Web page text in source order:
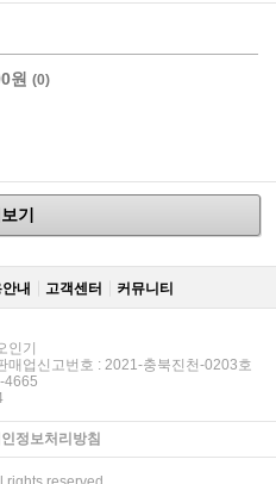
원 (0)
기
내 고객센터 커뮤니티
인기
매업신고번호 : 2021-충북진천-0203호
4665
정보처리방침